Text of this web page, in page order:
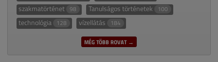
szakmatörténet 98 Tanulságos történetek 100
technológia 128 vízellátás 184
MÉG TÖBB ROVAT →